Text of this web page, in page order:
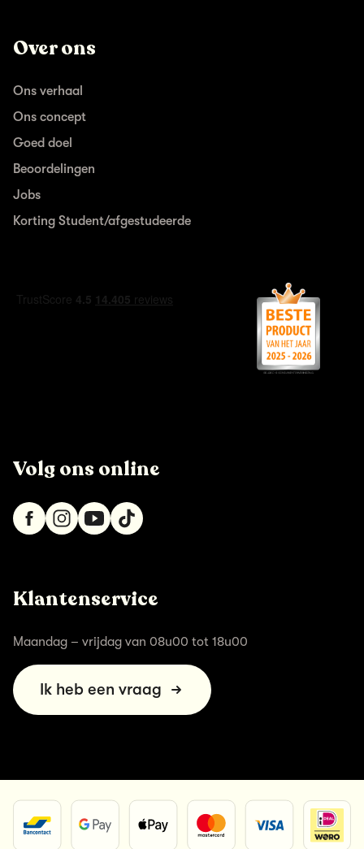
Over ons
Ons verhaal
Ons concept
Goed doel
Beoordelingen
Jobs
Korting Student/afgestudeerde
Volg ons online
Klantenservice
Maandag – vrijdag van 08u00 tot 18u00
Ik heb een vraag